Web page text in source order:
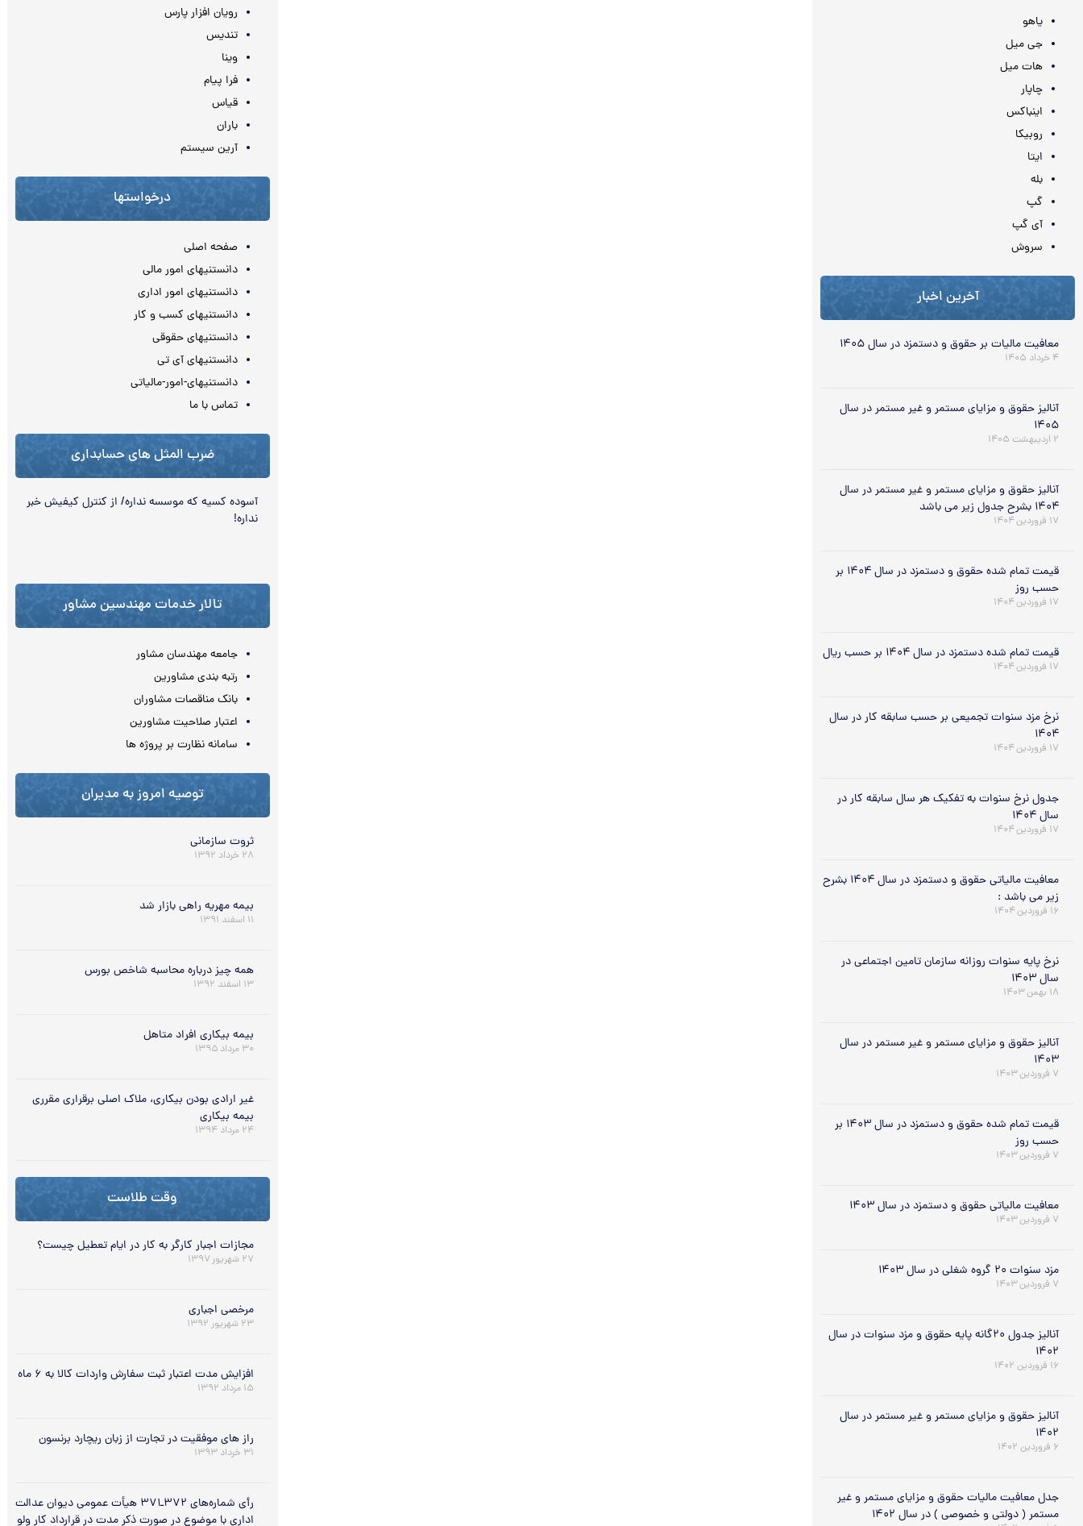
یاهو
جی میل
هات میل
چاپار
اینباکس
روبیکا
ایتا
بله
گپ
آی گپ
سروش
آخرین اخبار
معافیت مالیات بر حقوق و دستمزد در سال ۱۴۰۵
۴ خرداد ۱۴۰۵
آنالیز حقوق و مزایای مستمر و غیر مستمر در سال
۱۴۰۵
۲ اردیبهشت ۱۴۰۵
آنالیز حقوق و مزایای مستمر و غیر مستمر در سال
۱۴۰۴ بشرح جدول زیر می باشد
۱۷ فروردین ۱۴۰۴
قیمت تمام شده حقوق و دستمزد در سال ۱۴۰۴ بر
حسب روز
۱۷ فروردین ۱۴۰۴
قیمت تمام شده دستمزد در سال ۱۴۰۴ بر حسب ریال
۱۷ فروردین ۱۴۰۴
نرخ مزد سنوات تجمیعی بر حسب سابقه کار در سال
۱۴۰۴
۱۷ فروردین ۱۴۰۴
جدول نرخ سنوات به تفکیک هر سال سابقه کار در
سال ۱۴۰۴
۱۷ فروردین ۱۴۰۴
معافیت مالیاتی حقوق و دستمزد در سال ۱۴۰۴ بشرح
زیر می باشد :
۱۶ فروردین ۱۴۰۴
نرخ پایه سنوات روزانه سازمان تامین اجتماعی در
سال ۱۴۰۳
۱۸ بهمن ۱۴۰۳
آنالیز حقوق و مزایای مستمر و غیر مستمر در سال
۱۴۰۳
۷ فروردین ۱۴۰۳
قیمت تمام شده حقوق و دستمزد در سال ۱۴۰۳ بر
حسب روز
۷ فروردین ۱۴۰۳
معافیت مالیاتی حقوق و دستمزد در سال ۱۴۰۳
۷ فروردین ۱۴۰۳
مزد سنوات ۲۰ گروه شغلی در سال ۱۴۰۳
۷ فروردین ۱۴۰۳
آنالیز جدول ۲۰گانه پایه حقوق و مزد سنوات در سال
۱۴۰۲
۱۶ فروردین ۱۴۰۲
آنالیز حقوق و مزایای مستمر و غیر مستمر در سال
۱۴۰۲
۶ فروردین ۱۴۰۲
جدل معافیت مالیات حقوق و مزایای مستمر و غیر
مستمر ( دولتی و خصوصی ) در سال ۱۴۰۲
رویان افزار پارس
تندیس
وینا
فرا پیام
قیاس
باران
آرین سیستم
درخواستها
صفحه اصلی
دانستنیهای امور مالی
دانستنیهای امور اداری
دانستنیهای کسب و کار
دانستنیهای حقوقی
دانستنیهای آی تی
دانستنیهای-امور-مالیاتی
تماس با ما
ضرب المثل های حسابداری
آسوده كسيه كه موسسه نداره/ از کنترل کیفیش خبر
نداره!
تالار خدمات مهندسین مشاور
جامعه مهندسان مشاور
رتبه بندی مشاورین
بانک مناقصات مشاوران
اعتبار صلاحیت مشاورین
سامانه نظارت بر پروژه ها
توصیه امروز به مدیران
ثروت سازماني
۲۸ خرداد ۱۳۹۲
بیمه مهریه راهی بازار شد
۱۱ اسفند ۱۳۹۱
همه چیز درباره محاسبه شاخص بورس
۱۳ اسفند ۱۳۹۲
بیمه بیکاری افراد متاهل
۳۰ مرداد ۱۳۹۵
غیر ارادی بودن بیکاری، ملاک اصلی برقراری مقرری
بیمه بیکاری
۲۴ مرداد ۱۳۹۴
وقت طلاست
مجازات اجبار کارگر به کار در ایام تعطیل چیست؟
۲۷ شهریور ۱۳۹۷
مرخصی اجباری
۲۳ شهریور ۱۳۹۲
افزایش مدت اعتبار ثبت سفارش واردات کالا به ۶ ماه
۱۵ مرداد ۱۳۹۲
راز های موفقیت در تجارت از زبان ریچارد برنسون
۳۱ خرداد ۱۳۹۳
رأی شماره‌های ۳۷۲ـ۳۷۱ هیأت عمومی دیوان عدالت
اداری با موضوع در صورت ذکر مدت در قرارداد کار ولو